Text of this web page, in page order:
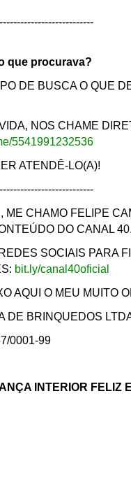
que procurava?
DE BUSCA O QUE
NOS CHAME
5541991232536
ATENDÊ-LO(A)!
ME CHAMO FELIPE
DO CANAL 40.
SOCIAIS PARA
bit.ly/canal40oficial
AQUI O MEU MUITO
DE BRINQUEDOS
0001-99
INTERIOR FELIZ